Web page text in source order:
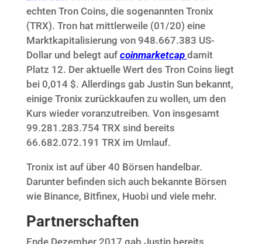
echten Tron Coins, die sogenannten Tronix
(TRX). Tron hat mittlerweile (01/20) eine
Marktkapitalisierung von 948.667.383 US-
Dollar und belegt auf coinmarketcap damit
Platz 12. Der aktuelle Wert des Tron Coins liegt
bei 0,014 $. Allerdings gab Justin Sun bekannt,
einige Tronix zurückkaufen zu wollen, um den
Kurs wieder voranzutreiben. Von insgesamt
99.281.283.754 TRX sind bereits
66.682.072.191 TRX im Umlauf.
Tronix ist auf über 40 Börsen handelbar.
Darunter befinden sich auch bekannte Börsen
wie Binance, Bitfinex, Huobi und viele mehr.
Partnerschaften
Ende Dezember 2017 gab Justin bereits